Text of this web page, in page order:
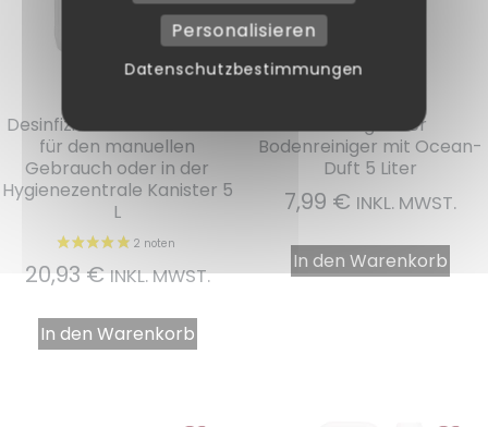
Desinfizierender Fettlöser
für den manuellen
Gebrauch oder in der
Hygienezentrale Kanister 5
L
20,93 € INKL. MWST.
In den Warenkorb
Ökologischer
Bodenreiniger mit Ocean-
Duft 5 Liter
7,99 € INKL. MWST.
In den Warenkorb
Personalisieren
Datenschutzbestimmungen